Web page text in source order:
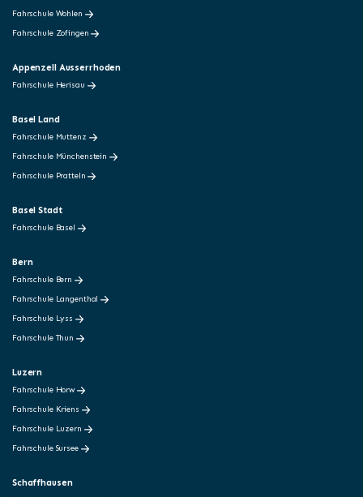
Fahrschule Wohlen
Fahrschule Zofingen
Appenzell Ausserrhoden
Fahrschule Herisau
Basel Land
Fahrschule Muttenz
Fahrschule Münchenstein
Fahrschule Pratteln
Basel Stadt
Fahrschule Basel
Bern
Fahrschule Bern
Fahrschule Langenthal
Fahrschule Lyss
Fahrschule Thun
Luzern
Fahrschule Horw
Fahrschule Kriens
Fahrschule Luzern
Fahrschule Sursee
Schaffhausen